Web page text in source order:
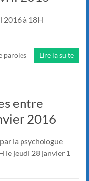
2016 à 18H
paroles Lire la suite
entre
2016
la psychologue
le jeudi 28 janvier 1